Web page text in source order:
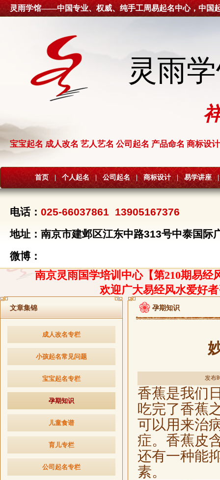
灵雨学馆——中国专业、权威、纯手工周易起名中心，中国
灵雨
宝宝起名 成人改名 艺人艺名 公司起名 产品命名 商标设计
首页 | 个人起名 | 公司起名 | 商标设计 | 易学讲座 |
电话： 025-66037861 13905167376
地址：南京市建邺区江东中路313号中泰国际
微博：
南京灵雨国学培训中心【第210期易经
欢迎广大易经风水爱好
文章集锦
成人改名专栏
小孩起名常见问题
宝宝起名专栏
孕期知识
儿童食谱
育儿专栏
公司起名专栏
孕期知识
发布
香蕉是我们
吃完了香蕉
可以用来治
症。香蕉皮
还有一种能
素。